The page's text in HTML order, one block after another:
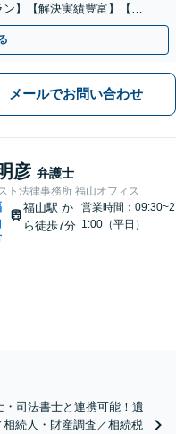
】【解決実績豊富】【電
メールでお問い合わせ
彦 弁護士
ト法律事務所 福山オフィス
福山駅 か
ら徒歩7分
営業時間：09:30~2
1:00（平日）
・司法書士と連携可能！遺
続人・財産調査／相続税